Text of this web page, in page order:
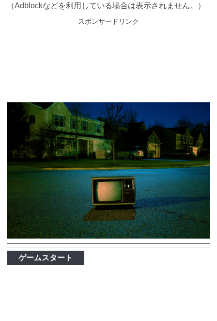
（Adblockなどを利用している場合は表示されません。）
スポンサードリンク
ゲームスタート